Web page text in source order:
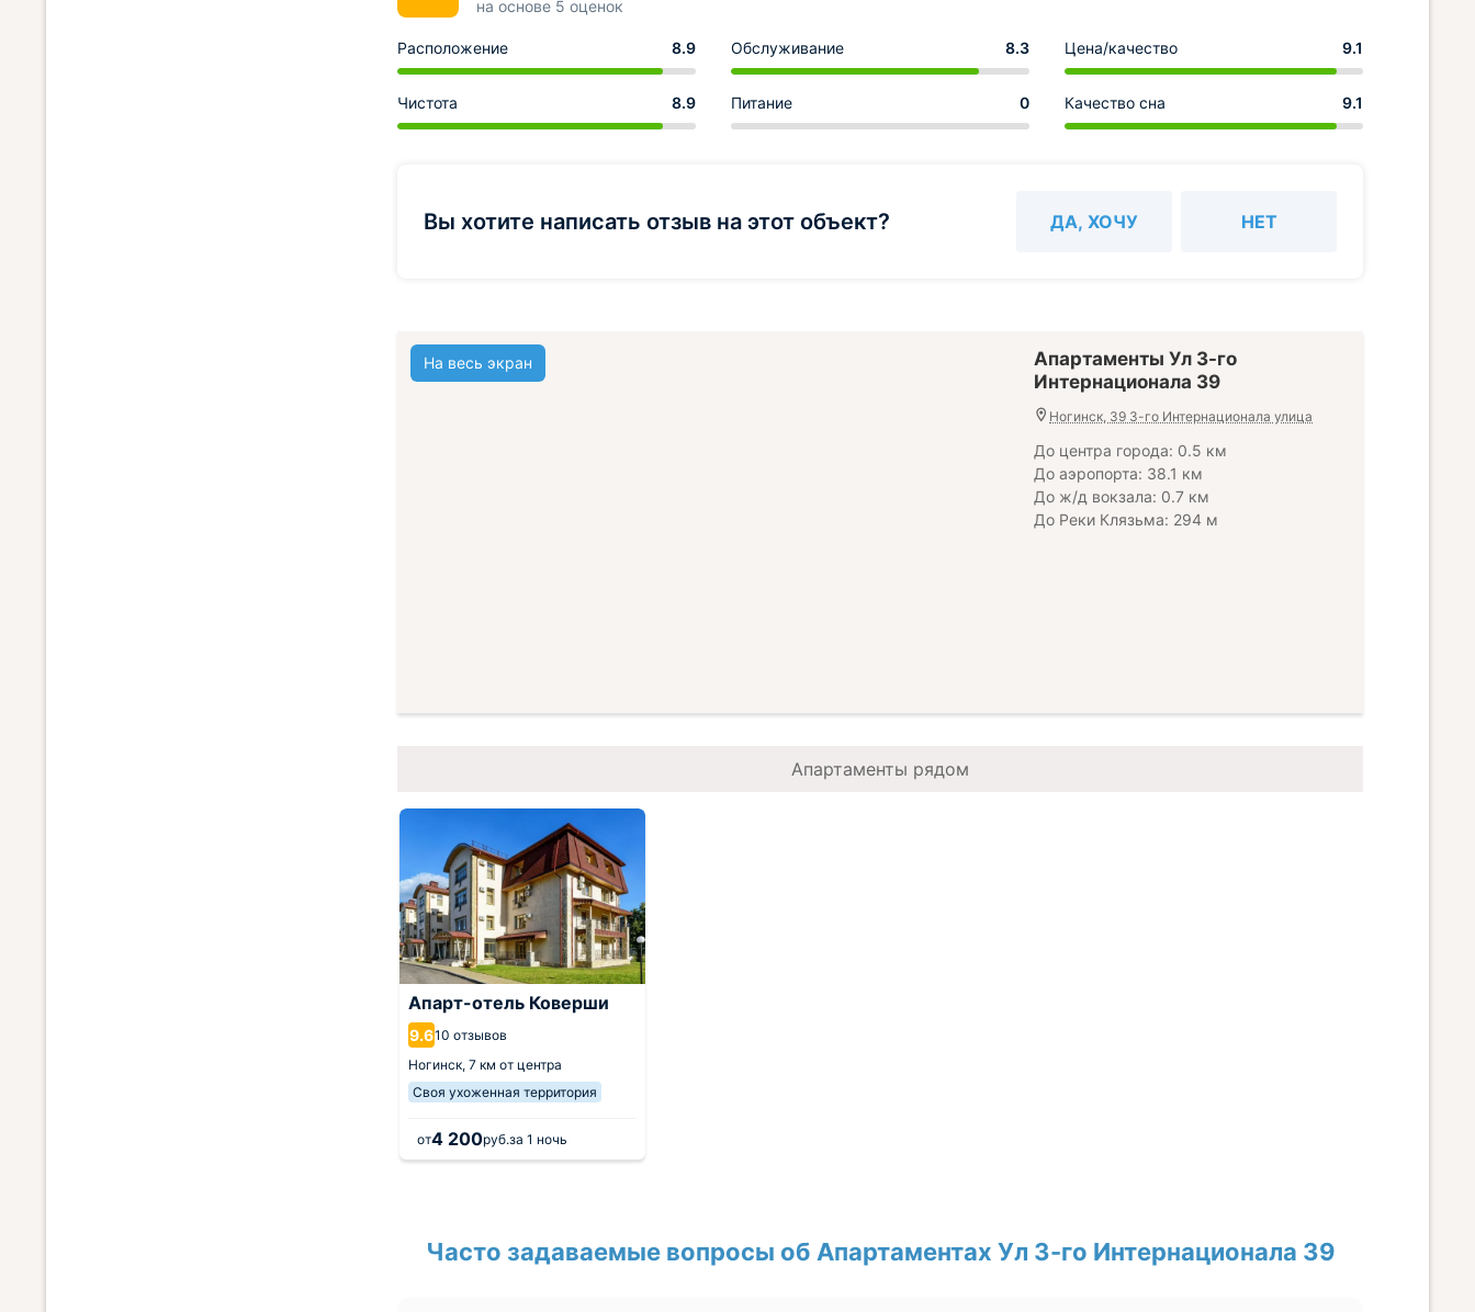
на основе 5 оценок
Расположение 8.9 Обслуживание 8.3 Цена/качество 9.1
Чистота 8.9 Питание 0 Качество сна 9.1
Вы хотите написать отзыв на этот объект? ДА, ХОЧУ НЕТ
На весь экран
Апартаменты Ул 3-го
Интернационала 39
Ногинск, 39 3-го Интернационала улица
До центра города: 0.5 км
До аэропорта: 38.1 км
До ж/д вокзала: 0.7 км
До Реки Клязьма: 294 м
Апартаменты рядом
Апарт-отель Коверши
9.610 отзывов
Ногинск, 7 км от центра
Своя ухоженная территория
от4 200руб.за 1 ночь
Часто задаваемые вопросы об Апартаментах Ул 3-го Интернационала 39